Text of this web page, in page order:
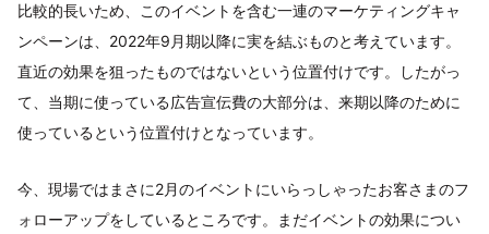
比較的長いため、このイベントを含む一連のマーケティングキャ
ンペーンは、2022年9月期以降に実を結ぶものと考えています。
直近の効果を狙ったものではないという位置付けです。したがっ
て、当期に使っている広告宣伝費の大部分は、来期以降のために
使っているという位置付けとなっています。
今、現場ではまさに2月のイベントにいらっしゃったお客さまのフ
ォローアップをしているところです。まだイベントの効果につい